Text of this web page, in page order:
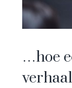
…hoe